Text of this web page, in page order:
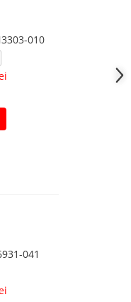
010
041